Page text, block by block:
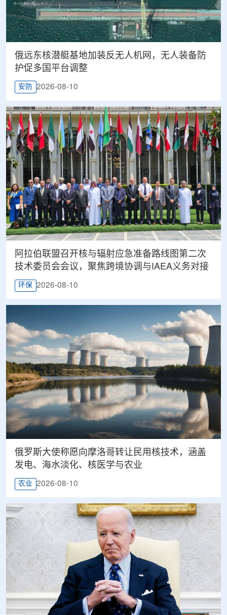
俄远东核潜艇基地加装反无人机网，无人装备防
护促多国平台调整
安防 2026-08-10
阿拉伯联盟召开核与辐射应急准备路线图第二次
技术委员会会议，聚焦跨境协调与IAEA义务对接
环保 2026-08-10
俄罗斯大使称愿向摩洛哥转让民用核技术，涵盖
发电、海水淡化、核医学与农业
农业 2026-08-10